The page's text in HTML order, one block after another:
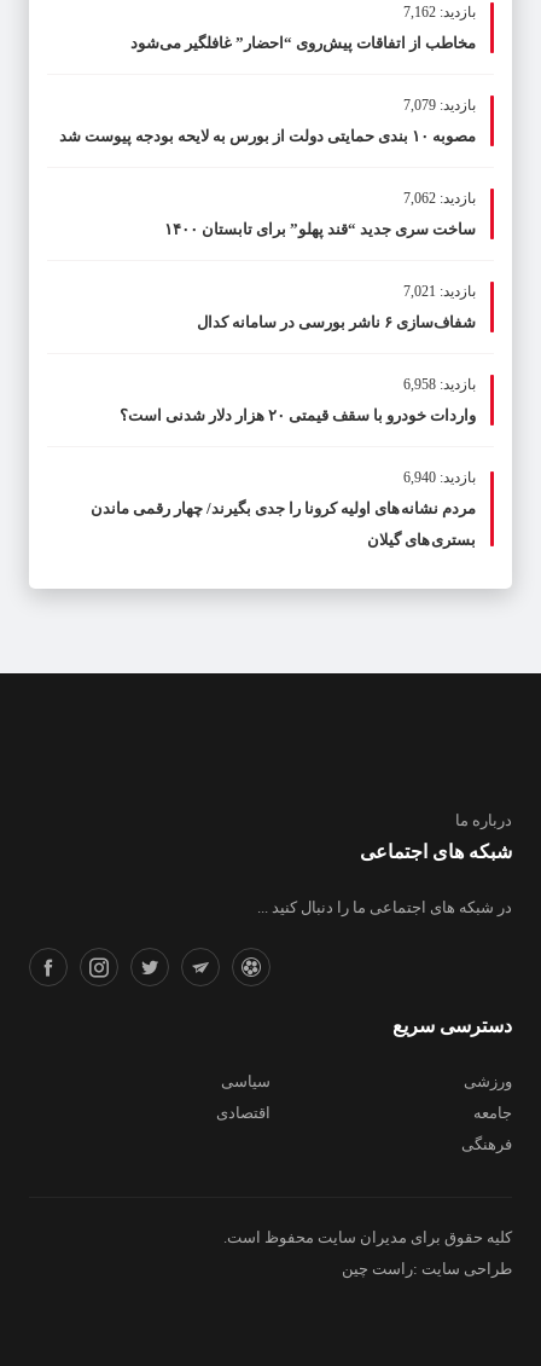
بازدید: 7,162
مخاطب از اتفاقات پیش‌روی “احضار” غافلگیر می‌شود
بازدید: 7,079
مصوبه ۱۰ بندی حمایتی دولت از بورس به لایحه بودجه پیوست شد
بازدید: 7,062
ساخت سری جدید “قند پهلو” برای تابستان ۱۴۰۰
بازدید: 7,021
شفاف‌سازی ۶ ناشر بورسی در سامانه کدال
بازدید: 6,958
واردات خودرو با سقف قیمتی ۲۰ هزار دلار شدنی است؟
بازدید: 6,940
مردم نشانه های اولیه کرونا را جدی بگیرند/ چهار رقمی ماندن
بستری های گیلان
درباره ما
شبکه های اجتماعی
در شبکه های اجتماعی ما را دنبال کنید ...
دسترسی سریع
ورزشی
سیاسی
جامعه
اقتصادی
فرهنگی
کلیه حقوق برای مدیران سایت محفوظ است.
طراحی سایت :راست چین